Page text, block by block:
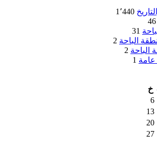
1٬440
46
31
الباحة 2
الباحة 2
عامة 1
خ
6
13
20
27